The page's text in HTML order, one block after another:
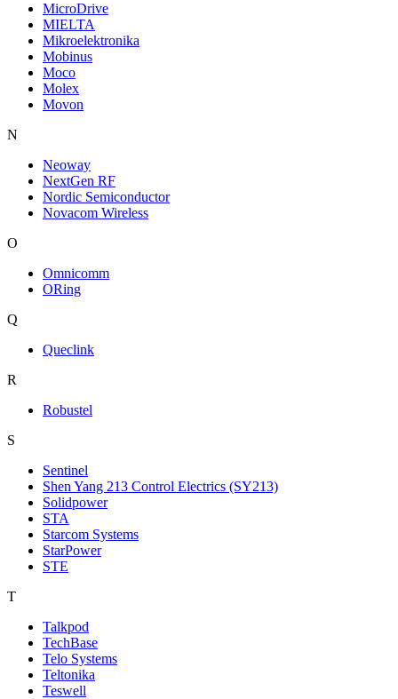
MicroDrive
MIELTA
Mikroelektronika
Mobinus
Moco
Molex
Movon
N
Neoway
NextGen RF
Nordic Semiconductor
Novacom Wireless
O
Omnicomm
ORing
Q
Queclink
R
Robustel
S
Sentinel
Shen Yang 213 Control Electrics (SY213)
Solidpower
STA
Starcom Systems
StarPower
STE
T
Talkpod
TechBase
Telo Systems
Teltonika
Teswell